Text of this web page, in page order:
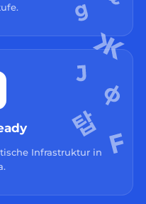
Infrastruktur in